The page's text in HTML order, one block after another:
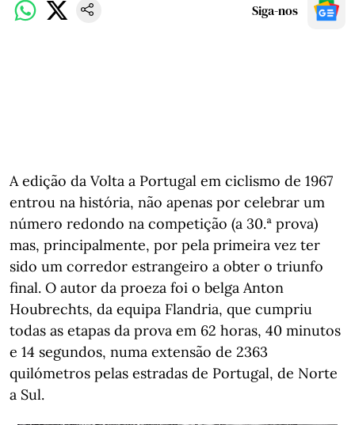
Siga-nos
A edição da Volta a Portugal em ciclismo de 1967
entrou na história, não apenas por celebrar um
número redondo na competição (a 30.ª prova)
mas, principalmente, por pela primeira vez ter
sido um corredor estrangeiro a obter o triunfo
final. O autor da proeza foi o belga Anton
Houbrechts, da equipa Flandria, que cumpriu
todas as etapas da prova em 62 horas, 40 minutos
e 14 segundos, numa extensão de 2363
quilómetros pelas estradas de Portugal, de Norte
a Sul.